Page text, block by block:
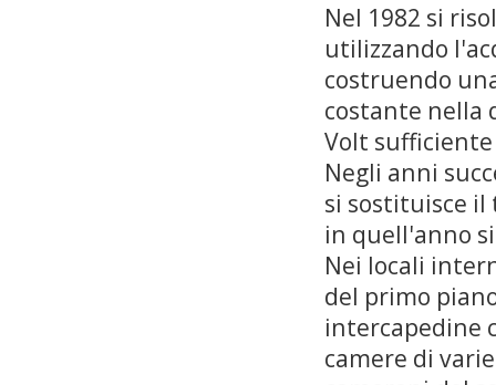
Nel 1982 si
utilizzando
costruendo
costante nella
Volt
Negli anni
si sostituisce
in quell'anno
Nei locali
del primo
intercapedine
camere di